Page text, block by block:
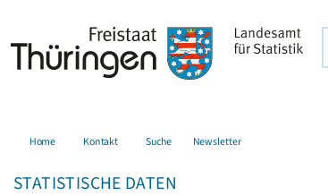
Home Kontakt Suche Newsletter
STATISTISCHE DATEN